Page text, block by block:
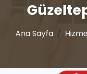
Ana Sayfa